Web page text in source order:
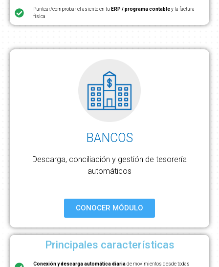
Puntear/comprobar el asiento en tu ERP / programa contabley la factura
física
BANCOS
Descarga, conciliación y gestión de tesorería
automáticos
CONOCER MÓDULO
Principales características
Conexión y descarga automática diariade movimientos desde todas